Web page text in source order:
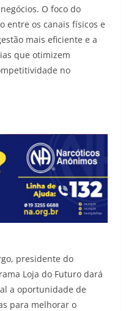
O foco do
entre os canais físicos e
mais eficiente e a
que otimizem
no
presidente do
Loja do Futuro dará
a oportunidade de
para melhorar o